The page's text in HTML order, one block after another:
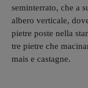
seminterrato, che a
albero verticale,
pietre poste nella
tre pietre che
mais e castagne.